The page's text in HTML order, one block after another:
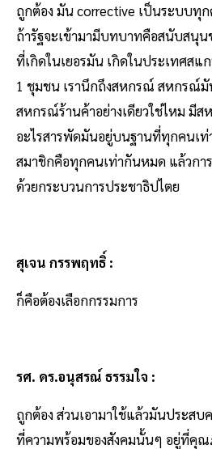
ถูกต้อง มัน corrective เป็นระบบทุ
ถ้ารัฐจะเข้ามามีบทบาทคือสนับสนุ
ที่เกิดในเยอรมัน เกิดในประเทศสแ
1 ชุมชน เรานึกถึงสหกรณ์ สหกรณ์มั
สหกรณ์ร้านค้าอย่างเดียวใช่ไหม มี
อะไรสารพัดมันอยู่บนฐานที่ทุกคนเ
สมาชิกคือทุกคนเท่ากันหมด แล้วกา
ด้วยกระบวนการประชาธิปไตย
สุเจน กรรพฤทธิ์ :
ก็คือต้องเลือกกรรมการ
รศ. ดร.อนุสรณ์ ธรรมใจ :
ถูกต้อง ส่วนเอามาใช้แล้วมันประสบ
ที่ความพร้อมของสังคมนั้นๆ อยู่ที่คุ